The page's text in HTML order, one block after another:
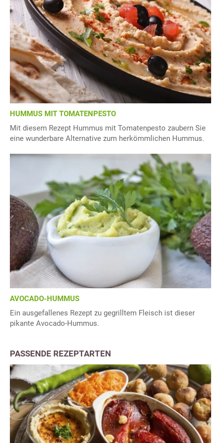
HUMMUS MIT TOMATENPESTO
Mit diesem Rezept Hummus mit Tomatenpesto zaubern Sie
eine wunderbare Alternative zum herkömmlichen Hummus.
AVOCADO-HUMMUS
Ein ausgefallenes Rezept zu gegrilltem Fleisch ist dieser
pikante Avocado-Hummus.
PASSENDE REZEPTARTEN